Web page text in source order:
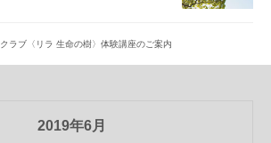
クラブ〈リラ 生命の樹〉体験講座のご案内
2019年6月